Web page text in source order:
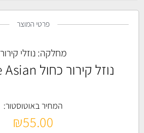
פרטי המוצר
מחלקה: נוזלי קירור
נוזל קירור כחול Prestone Asian
המחיר באוטוסטור:
₪55.00